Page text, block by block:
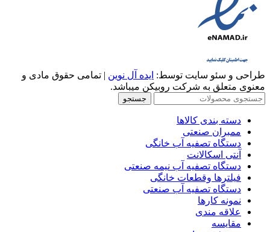
طراحی و سئو سایت توسط: ایده آل نوین | تمامی حقوق مادی و
معنوی متعلق به شرکت روبیکن میباشد.
جستجو
دسته بندی کالاها
ممبران صنعتی
دستگاه تصفیه آب خانگی
آنتی اسکالانت
دستگاه تصفیه آب نیمه صنعتی
فیلترها وقطعات خانگی
دستگاه تصفیه آب صنعتی
نمونه کارها
علاقه مندی
مقایسه